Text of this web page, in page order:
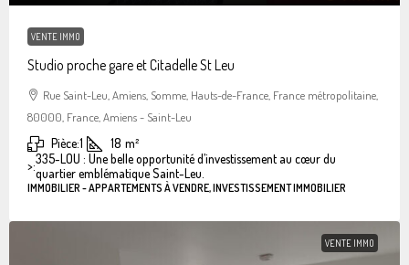
VENTE IMMO
Studio proche gare et Citadelle St Leu
Rue Saint-Leu, Amiens, Somme, Hauts-de-France, France métropolitaine,
80000, France, Amiens - Saint-Leu
Pièce:1 18 m²
>:335-LOU : Une belle opportunité d’investissement au cœur du
quartier emblématique Saint-Leu.
IMMOBILIER - APPARTEMENTS À VENDRE, INVESTISSEMENT IMMOBILIER
VENTE IMMO